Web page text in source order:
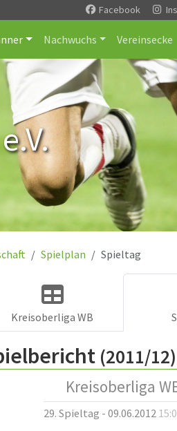
Facebook
Nachwuchs Vereinsecke
Spielplan Spieltag
Kreisoberliga WB
(2011/12)
Kreisoberliga
29. Spieltag - 09.06.2012